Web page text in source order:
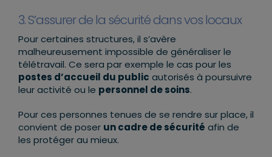
3. S’assurer de la sécurité dans vos locaux
Pour certaines structures, il s’avère
malheureusement impossible de généraliser le
télétravail. Ce sera par exemple le cas pour les
postes d’accueil du public autorisés à poursuivre
leur activité ou le personnel de soins.
Pour ces personnes tenues de se rendre sur place, il
convient de poser un cadre de sécurité afin de
les protéger au mieux.